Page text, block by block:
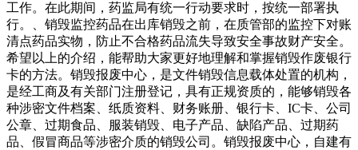
工作。在此期间，药监局有统一行动要求时，按统一部署执
行。、销毁监控药品在出库销毁之前，在质管部的监控下对账
清点药品实物，防止不合格药品流失导致安全事故财产安全。
希望以上的介绍，能帮助大家更好地理解和掌握销毁作废银行
卡的方法。销毁报废中心，是文件销毁信息载体处置的机构，
是经工商及有关部门注册登记，具有正规资质的，能够销毁各
种涉密文件档案、纸质资料、财务账册、银行卡、IC卡、公司
公章、过期食品、服装销毁、电子产品、缺陷产品、过期药
品、假冒商品等涉密介质的销毁公司。销毁报废中心，自建有